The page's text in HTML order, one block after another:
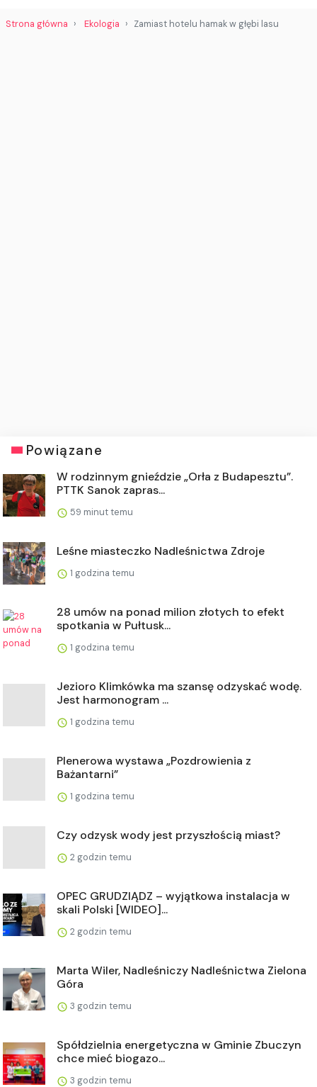
Strona główna Ekologia Zamiast hotelu hamak w głębi lasu
Powiązane
W rodzinnym gnieździe „Orła z Budapesztu”.
PTTK Sanok zapras...
59 minut temu
Leśne miasteczko Nadleśnictwa Zdroje
1 godzina temu
28 umów na ponad milion złotych to efekt
spotkania w Pułtusk...
1 godzina temu
Jezioro Klimkówka ma szansę odzyskać wodę.
Jest harmonogram ...
1 godzina temu
Plenerowa wystawa „Pozdrowienia z
Bażantarni”
1 godzina temu
Czy odzysk wody jest przyszłością miast?
2 godzin temu
OPEC GRUDZIĄDZ – wyjątkowa instalacja w
skali Polski [WIDEO]...
2 godzin temu
Marta Wiler, Nadleśniczy Nadleśnictwa Zielona
Góra
3 godzin temu
Spółdzielnia energetyczna w Gminie Zbuczyn
chce mieć biogazo...
3 godzin temu